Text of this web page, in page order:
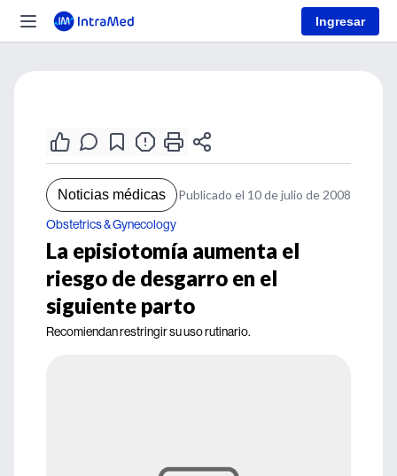
Ingresar
Noticias médicas Publicado el 10 de julio de 2008
Obstetrics & Gynecology
La episiotomía aumenta el
riesgo de desgarro en el
siguiente parto
Recomiendan restringir su uso rutinario.